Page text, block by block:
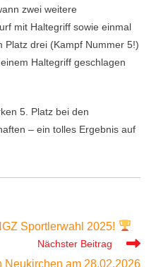
zwei weitere
mit Haltegriff sowie einmal
Platz drei (Kampf Nummer 5!)
Haltegriff geschlagen
5. Platz bei den
– ein tolles Ergebnis auf
Sportlerwahl 2025!
Nächster Beitrag
Neukirchen am 28.02.2026